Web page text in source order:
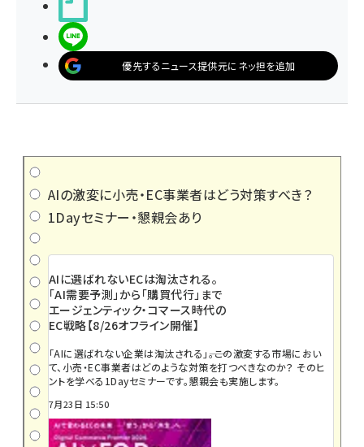
優先するニュース提供元にネッ担を追加
AIの激変に小売・EC事業者はどう対策すべき？
1Dayセミナー・懇親会あり
AIに選ばれないECは淘汰される。
「AI需要予測」から「購買代行」まで
エージェンティック・コマース時代の
EC戦略【8/26オフライン開催】
「AIに選ばれない企業は淘汰される」――。この激変する市場におい
て、小売・EC事業者はどのような対策を打つべきなのか？ そのヒ
ントを学べる1Dayセミナーです。懇親会も実施します。
7月23日 15:50